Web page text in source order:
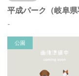
-
公園